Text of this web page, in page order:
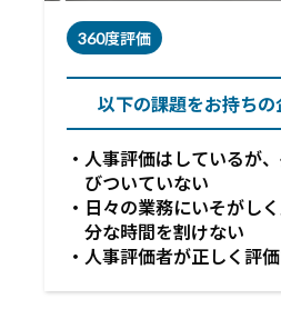
360度評価
以下の課題をお持ち
人事評価はしているが
びついていない
日々の業務にいそがし
分な時間を割けない
人事評価者が正しく評